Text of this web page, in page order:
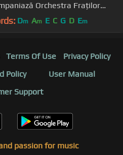
Orchestra Fraților
Dm Am E C G D Em
Terms Of Use
Privacy Policy
Policy
User Manual
Support
passion for music